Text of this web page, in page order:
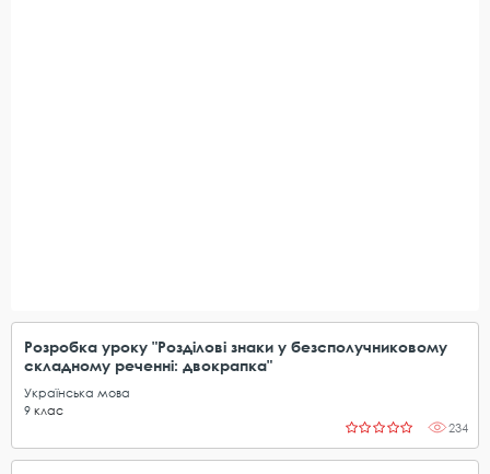
Розробка уроку "Розділові знаки у безсполучниковому
складному реченні: двокрапка"
Українська мова
9 клас
234